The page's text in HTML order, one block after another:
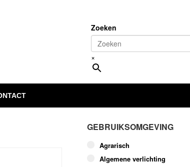
Zoeken
×
GEBRUIKSOMGEVING
Agrarisch
Algemene verlichting